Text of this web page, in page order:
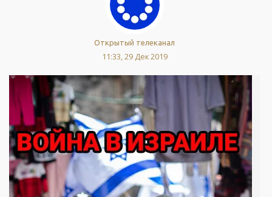
Открытый телеканал
11:33, 29 Дек 2019